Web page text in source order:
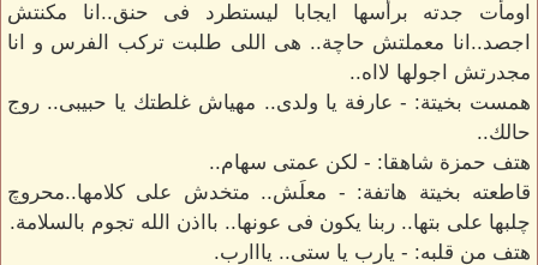
اومأت جدته برأسها ايجابا ليستطرد فى حنق..انا مكنتش
اجصد..انا معملتش حاچة.. هى اللى طلبت تركب الفرس و انا
مجدرتش اجولها لااه..
همست بخيتة: - عارفة يا ولدى.. مهياش غلطتك يا حبيبى.. روج
حالك..
هتف حمزة شاهقا: - لكن عمتى سهام..
قاطعته بخيتة هاتفة: - معلَش.. متخدش على كلامها..محروچ
چلبها على بتها.. ربنا يكون فى عونها.. بااذن الله تجوم بالسلامة.
هتف من قلبه: - يارب يا ستى.. يااارب.